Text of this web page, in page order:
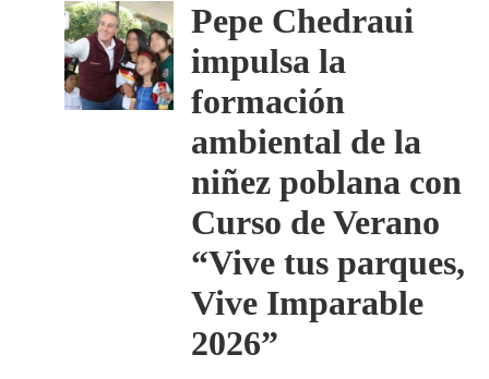
Pepe Chedraui
impulsa la
formación
ambiental de la
niñez poblana con
Curso de Verano
“Vive tus parques,
Vive Imparable
2026”